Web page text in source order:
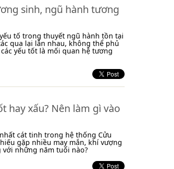
sinh, ngũ hành tương
tố trong thuyết ngũ hành tồn tại
qua lại lẫn nhau, không thể phủ
yếu tốt là mối quan hệ tương
hay xấu? Nên làm gì vào
cát tinh trong hệ thống Cửu
gặp nhiều may mắn, khí vượng
với những năm tuổi nào?